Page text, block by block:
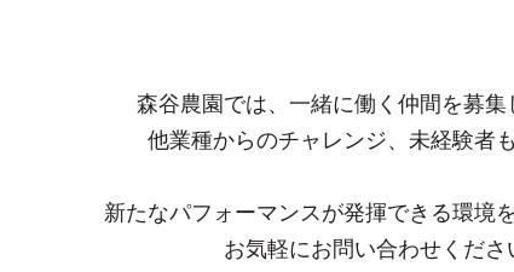
森谷農園では、一緒に働く仲間を募集
他業種からのチャレンジ、未経験者
新たなパフォーマンスが発揮できる環境
お気軽にお問い合わせくださ